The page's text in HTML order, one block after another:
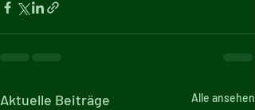
Aktuelle Beiträge Alle ansehen